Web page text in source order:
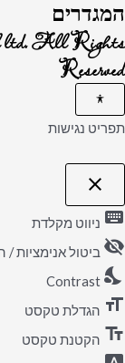
המגדרים
ltd. All Rights
Reserved
תפריט נגישות
close
פתיחה וסגירה
keyboard ניווט מקלדת
visibility_off ביטול אנימציות /
nights_stay
Contrast
format_size הגדלת טקסט
text_fields הקטנת טקסט